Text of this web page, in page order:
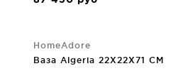
HomeAdore
Ваза Algeria 22X22X71 CM